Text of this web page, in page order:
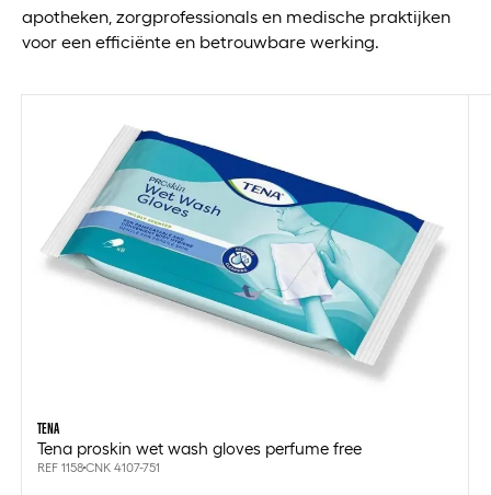
apotheken, zorgprofessionals en medische praktijken
voor een efficiënte en betrouwbare werking.
TENA
Tena proskin wet wash gloves perfume free
REF 1158CNK 4107-751